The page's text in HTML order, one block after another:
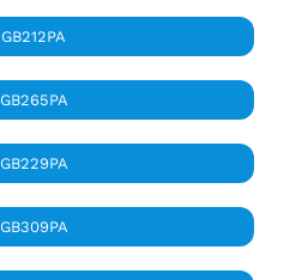
GB212PA
GB265PA
GB229PA
GB309PA